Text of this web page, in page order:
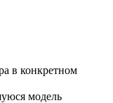
в конкретном
модель